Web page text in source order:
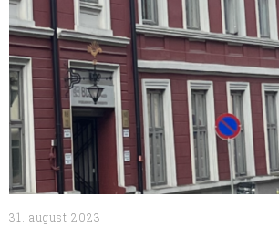
31. august 2023